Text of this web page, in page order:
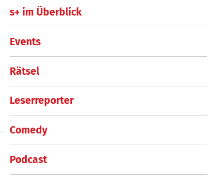
s+ im Überblick
Events
Rätsel
Leserreporter
Comedy
Podcast